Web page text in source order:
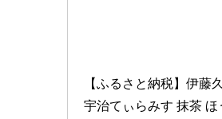
【ふるさと納税】伊藤
宇治てぃらみす 抹茶 ほ